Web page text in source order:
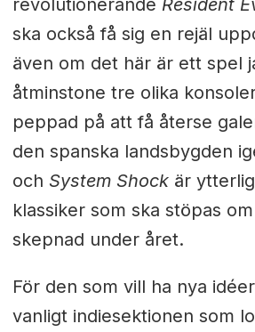
revolutionerande Resident
ska också få sig en rejäl
även om det här är ett spel
åtminstone tre olika
peppad på att få återse
den spanska landsbygden
och System Shock är
klassiker som ska stöpas
skepnad under året.
För den som vill ha nya
vanligt indiesektionen som